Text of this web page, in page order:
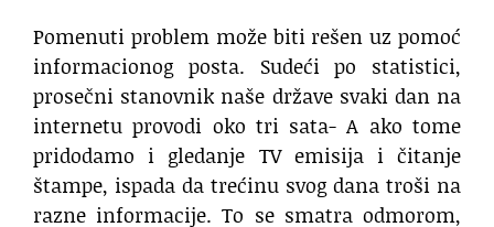
Pomenuti problem može biti rešen uz pomoć
informacionog posta. Sudeći po statistici,
prosečni stanovnik naše države svaki dan na
internetu provodi oko tri sata- A ako tome
pridodamo i gledanje TV emisija i čitanje
štampe, ispada da trećinu svog dana troši na
razne informacije. To se smatra odmorom,